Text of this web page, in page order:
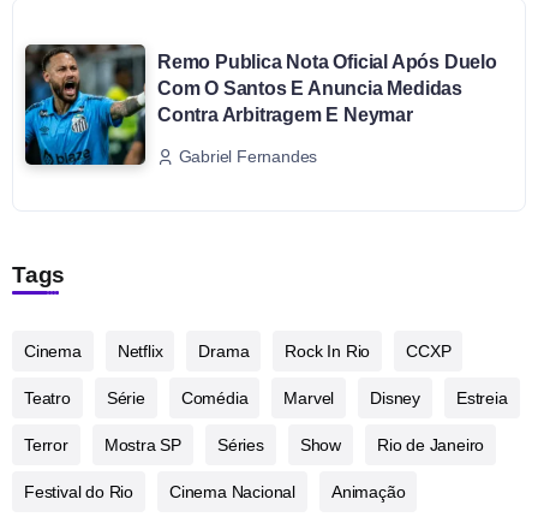
Remo Publica Nota Oficial Após Duelo
Com O Santos E Anuncia Medidas
Contra Arbitragem E Neymar
Gabriel Fernandes
Tags
Cinema Netflix Drama Rock In Rio CCXP
Teatro Série Comédia Marvel Disney Estreia
Terror Mostra SP Séries Show Rio de Janeiro
Festival do Rio Cinema Nacional Animação